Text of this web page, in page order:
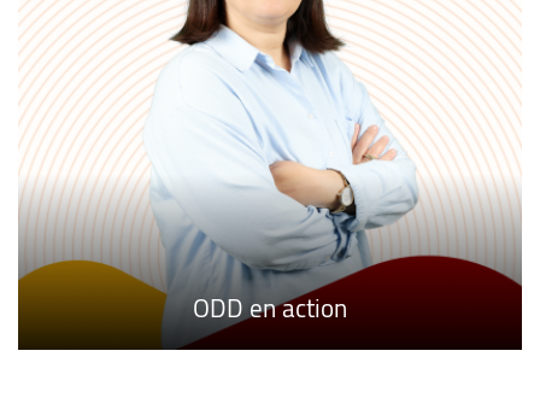
Destinations internationales
ODD en action
FOCUS